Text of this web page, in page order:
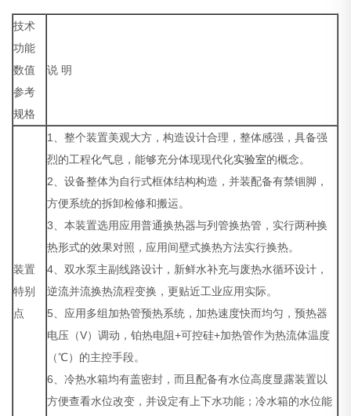
技术
功能
数值
参考
规格
说 明
装置
特别
点
1、整个装置美观大方，构造设计合理，整体感强，具备强
烈的工程化气息，能够充分体现现代化实验室的概念。
2、设备整体为自行式框体结构构造，并装配备有禁锢脚，
方便系统的拆卸检修和搬运。
3、本装置选用应用普通换热器与列管换热管，实行两种换
热形式的效果对照，应用间壁式换热方法实行换热。
4、双水泵主副线路设计，新鲜水补充与废热水循环设计，
逆流并流换热流程变换，更贴近工业应用实际。
5、应用多组加热管预热系统，加热速度快而均匀，预热器
电压（V）调动，铂热电阻+可控硅+加热管作为热流体温度
（℃）的主控手段。
6、冷热水箱均有盖密封，而且配备有水位高度显露装置以
方便查看水位改变，并设定有上下水功能；冷水箱的水位能